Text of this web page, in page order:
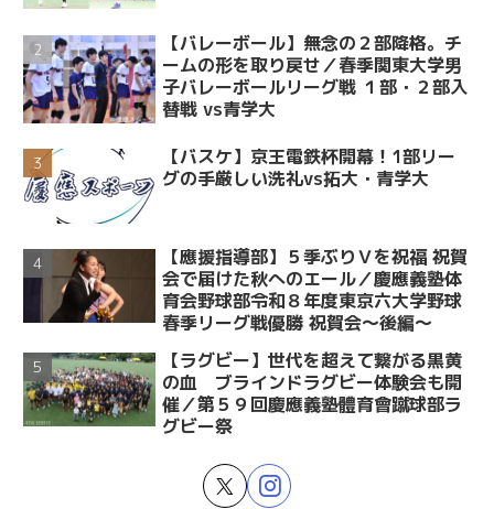
【バレーボール】無念の２部降格。チ
ームの形を取り戻せ／春季関東大学男
子バレーボールリーグ戦 １部・２部入
替戦 vs青学大
【バスケ】京王電鉄杯開幕！1部リー
グの手厳しい洗礼vs拓大・青学大
【應援指導部】５季ぶりＶを祝福 祝賀
会で届けた秋へのエール／慶應義塾体
育会野球部令和８年度東京六大学野球
春季リーグ戦優勝 祝賀会～後編～
【ラグビー】世代を超えて繋がる黒黄
の血 ブラインドラグビー体験会も開
催／第５９回慶應義塾體育會蹴球部ラ
グビー祭